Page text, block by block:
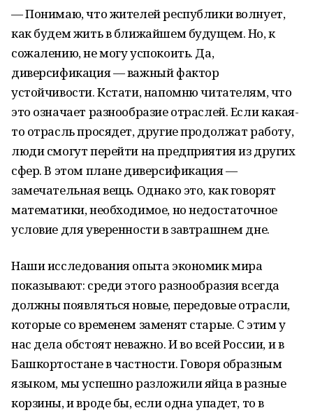
— Понимаю, что жителей республики волнует,
как будем жить в ближайшем будущем. Но, к
сожалению, не могу успокоить. Да,
диверсификация — важный фактор
устойчивости. Кстати, напомню читателям, что
это означает разнообразие отраслей. Если какая-
то отрасль просядет, другие продолжат работу,
люди смогут перейти на предприятия из других
сфер. В этом плане диверсификация —
замечательная вещь. Однако это, как говорят
математики, необходимое, но недостаточное
условие для уверенности в завтрашнем дне.
Наши исследования опыта экономик мира
показывают: среди этого разнообразия всегда
должны появляться новые, передовые отрасли,
которые со временем заменят старые. С этим у
нас дела обстоят неважно. И во всей России, и в
Башкортостане в частности. Говоря образным
языком, мы успешно разложили яйца в разные
корзины, и вроде бы, если одна упадет, то в